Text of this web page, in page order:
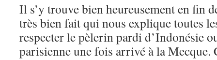
Il s’y trouve bien heureusement en fin
très bien fait qui nous explique toutes
respecter le pèlerin pardi d’Indonésie
parisienne une fois arrivé à la Mecque.